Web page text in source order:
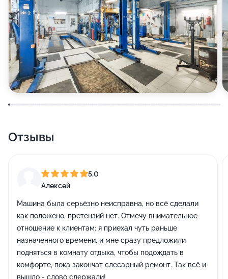
Отзывы
5,0
Алексей
Машина была серьёзно неисправна, но всё сделали
как положено, претензий нет. Отмечу внимательное
отношение к клиентам: я приехал чуть раньше
назначенного времени, и мне сразу предложили
подняться в комнату отдыха, чтобы подождать в
комфорте, пока закончат слесарный ремонт. Так всё и
вышло - слово сдержали!